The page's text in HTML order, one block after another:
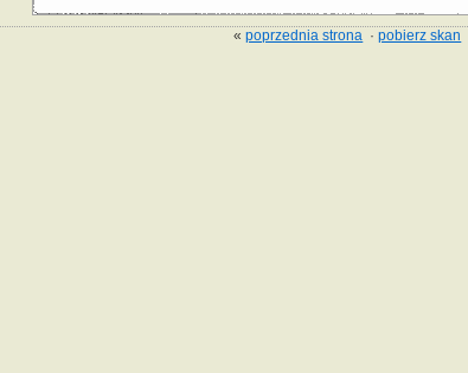
«poprzednia strona ·pobierz skan